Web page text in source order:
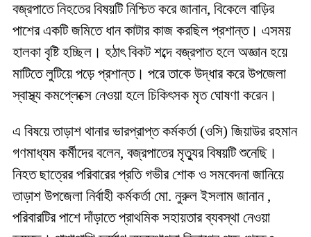
বজ্রপাতে নিহতের বিষয়টি নিশ্চিত করে জানান, বিকেলে বাড়ির
পাশের একটি জমিতে ধান কাটার কাজ করছিল প্রশান্ত। এসময়
হালকা বৃষ্টি হচ্ছিল। হঠাৎ বিকট শব্দে বজ্রপাত হলে অজ্ঞান হয়ে
মাটিতে লুটিয়ে পড়ে প্রশান্ত। পরে তাকে উদ্ধার করে উপজেলা
স্বাস্থ্য কমপ্লেক্সে নেওয়া হলে চিকিৎসক মৃত ঘোষণা করেন।
এ বিষয়ে তাড়াশ থানার ভারপ্রাপ্ত কর্মকর্তা (ওসি) জিয়াউর রহমান
গণমাধ্যম কর্মীদের বলেন, বজ্রপাতের মৃত্যুর বিষয়টি শুনেছি।
নিহত ছাত্রের পরিবারের প্রতি গভীর শোক ও সমবেদনা জানিয়ে
তাড়াশ উপজেলা নির্বাহী কর্মকর্তা মো. নুরুল ইসলাম জানান ,
পরিবারটির পাশে দাঁড়াতে প্রাথমিক সহায়তার ব্যবস্থা নেওয়া